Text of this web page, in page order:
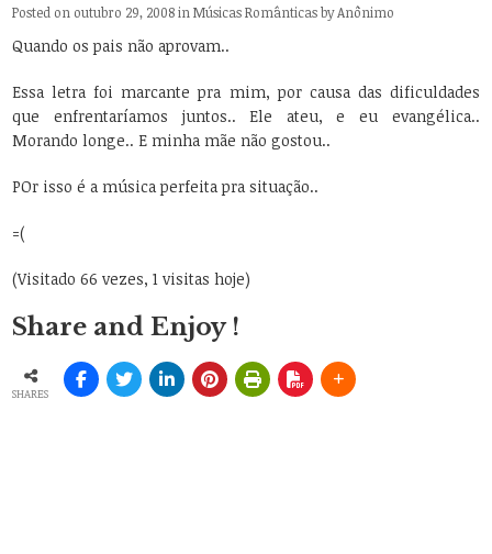
Posted on outubro 29, 2008 inMúsicas RomânticasbyAnônimo
Quando os pais não aprovam..
Essa letra foi marcante pra mim, por causa das dificuldades
que enfrentaríamos juntos.. Ele ateu, e eu evangélica..
Morando longe.. E minha mãe não gostou..
POr isso é a música perfeita pra situação..
=(
(Visitado 66 vezes, 1 visitas hoje)
Share and Enjoy !
SHARES